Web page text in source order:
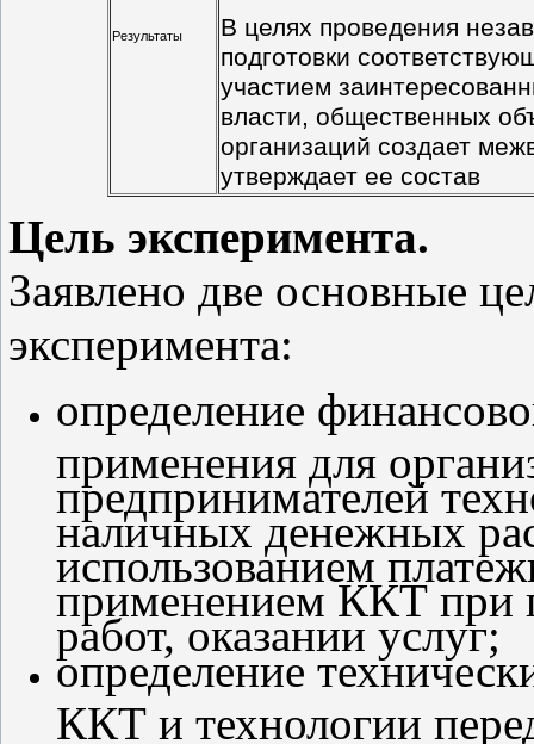
Результаты
В целях проведения
подготовки
участием
власти, общественных
организаций создает
утверждает ее состав
Цель эксперимента.
Заявлено две основные
эксперимента:
определение
применения для
предпринимателей
наличных денежных
использованием
применением ККТ при
работ, оказании услуг;
определение
ККТ и технологии